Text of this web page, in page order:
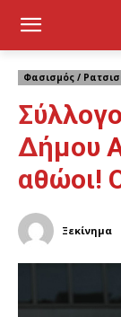
Φασισμός /
Δήμου
αθώοι!
Ξεκίνημα